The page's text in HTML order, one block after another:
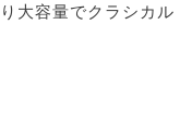
大容量でクラシカル